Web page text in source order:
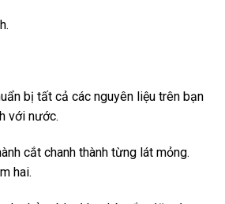
bị tất cả các nguyên liệu trên bạn
với nước.
cắt chanh thành từng lát mỏng.
hai.